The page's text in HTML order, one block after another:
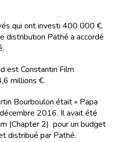
qui ont investi 400 000 €.
distribution Pathé a accordé
est Constantin Film
millions €.
Bourboulon était « Papa
2016. Il avait été
(Chapter 2) pour un budget
distribué par Pathé.